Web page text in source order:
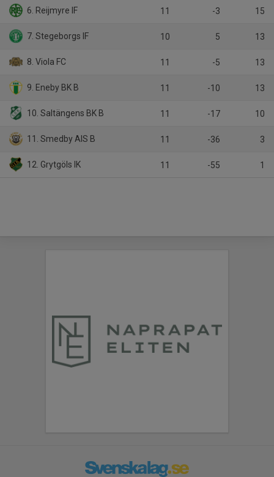
6. Reijmyre IF 11 -3 15
7. Stegeborgs IF 10 5 13
8. Viola FC 11 -5 13
9. Eneby BK B 11 -10 13
10. Saltängens BK B 11 -17 10
11. Smedby AIS B 11 -36 3
12. Grytgöls IK 11 -55 1